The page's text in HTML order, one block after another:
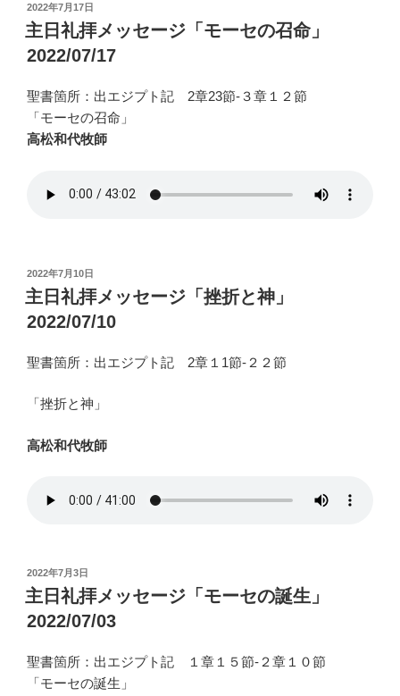
投
稿
日:
2022年7月17日
主日礼拝メッセージ「モーセの召命」
2022/07/17
聖書箇所：出エジプト記 2章23節-３章１２節
「モーセの召命」
高松和代牧師
投
稿
日:
2022年7月10日
主日礼拝メッセージ「挫折と神」
2022/07/10
聖書箇所：出エジプト記 2章１1節-２２節
「挫折と神」
高松和代牧師
投
稿
日:
2022年7月3日
主日礼拝メッセージ「モーセの誕生」
2022/07/03
聖書箇所：出エジプト記 １章１５節-２章１０節
「モーセの誕生」